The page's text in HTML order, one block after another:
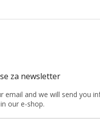
email and we will send you
our e-shop.